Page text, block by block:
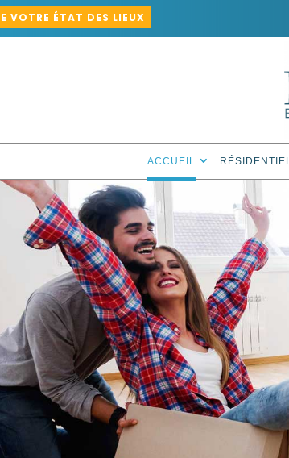
VOTRE ÉTAT DES LIEUX
ACCUEIL RÉSIDENTIEL
vous de 8h à 19h,
6 jours/7